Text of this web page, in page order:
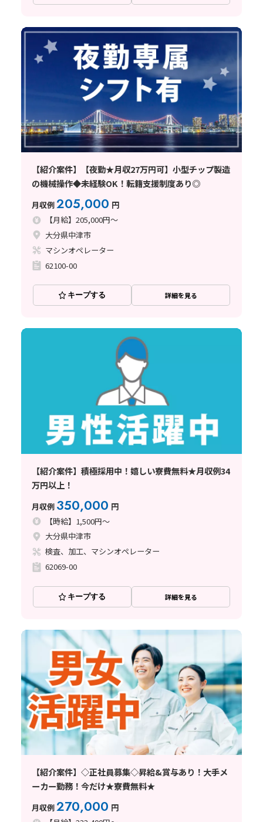
【紹介案件】【夜勤★月収27万円可】小型チップ製造
の機械操作◆未経験OK！転籍支援制度あり◎
月収例205,000 円
【月給】205,000円～
大分県中津市
マシンオペレーター
62100-00
キープする 詳細を見る
【紹介案件】積極採用中！嬉しい寮費無料★月収例34
万円以上！
月収例 350,000 円
【時給】1,500円～
大分県中津市
検査、加工、マシンオペレーター
62069-00
キープする 詳細を見る
【紹介案件】◇正社員募集◇昇給&賞与あり！大手メ
ーカー勤務！今だけ★寮費無料★
月収例270,000 円